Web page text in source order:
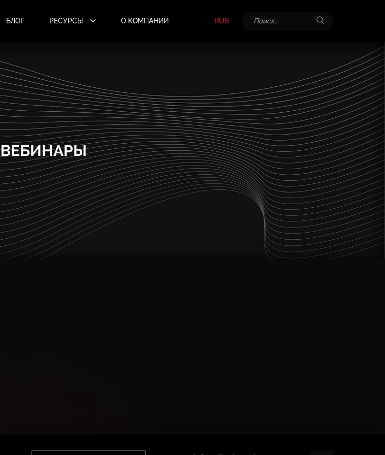
БЛОГ РЕСУРСЫ О КОМПАНИИ RUS
ВЕБИНАРЫ